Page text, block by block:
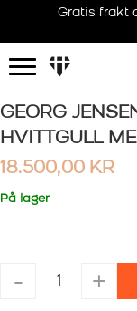
Gratis frakt
GEORG
HVITTGULL
18.500,00 KR
På lager
-
GEORG
JENSEN
+